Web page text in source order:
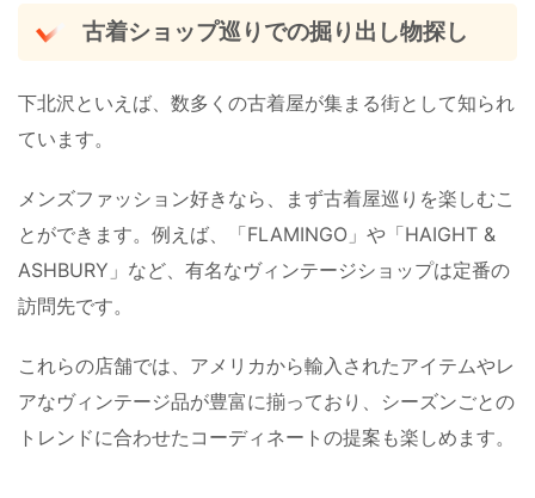
古着ショップ巡りでの掘り出し物探し
下北沢といえば、数多くの古着屋が集まる街として知られ
ています。
メンズファッション好きなら、まず古着屋巡りを楽しむこ
とができます。例えば、「FLAMINGO」や「HAIGHT &
ASHBURY」など、有名なヴィンテージショップは定番の
訪問先です。
これらの店舗では、アメリカから輸入されたアイテムやレ
アなヴィンテージ品が豊富に揃っており、シーズンごとの
トレンドに合わせたコーディネートの提案も楽しめます。